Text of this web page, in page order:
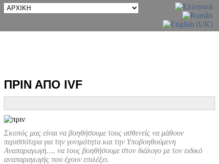
ΠΡΙΝ ΑΠΟ IVF
Σκοπός μας είναι να βοηθήσουμε τους ασθενείς να μάθουν
περισσότερα για την γονιμότητα και την Υποβοηθούμενη
Αναπαραγωγή…. να τους βοηθήσουμε στον διάλογο με τον ειδικό
αναπαραγωγής που έχουν επιλέξει.